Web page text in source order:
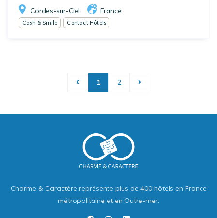
Cordes-sur-Ciel France
Cash & Smile Contact Hôtels
1 2
Charme & Caractère représente plus de 400 hôtels en France
métropolitaine et en Outre-mer.